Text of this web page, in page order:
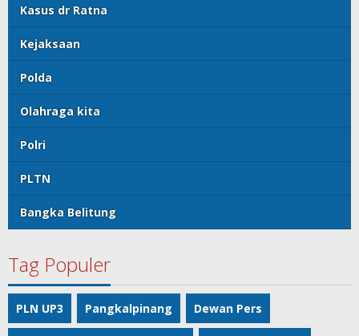
Kasus dr Ratna
Kejaksaan
Polda
Olahraga kita
Polri
PLTN
Bangka Belitung
Tag Populer
PLN UP3 Pangkalpinang Dewan Pers